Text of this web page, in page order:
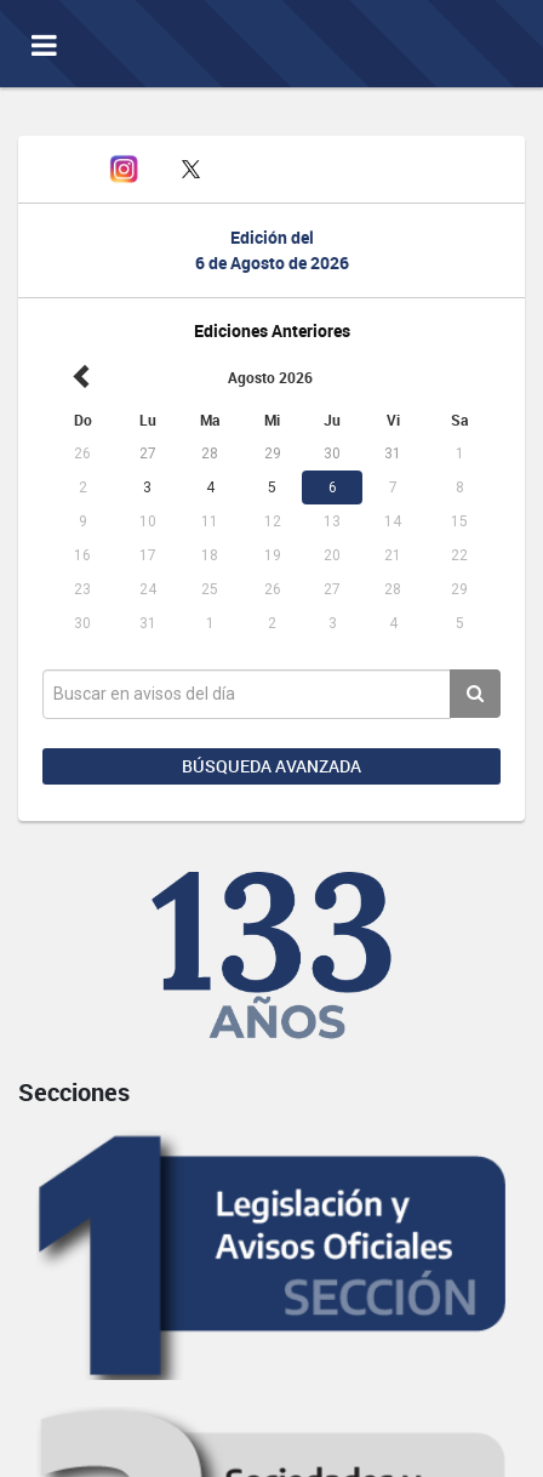
Toggle
navigation
Edición del
6 de Agosto de 2026
Ediciones Anteriores
Agosto 2026
Do Lu Ma Mi Ju Vi Sa
26 27 28 29 30 31
1
2
3 4 5 6 7
8
9
10 11 12 13 14
15
16
17 18 19 20 21
22
23
24 25 26 27 28
29
30
31 1 2 3 4 5
BÚSQUEDA AVANZADA
Secciones